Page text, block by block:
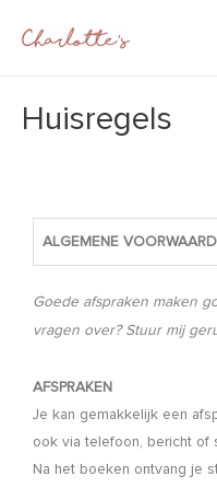
Huisregels
ALGEMENE
Goede afspraken maken
vragen over? Stuur mij
AFSPRAKEN
Je kan gemakkelijk een
ook via telefoon, bericht of
Na het boeken ontvang je